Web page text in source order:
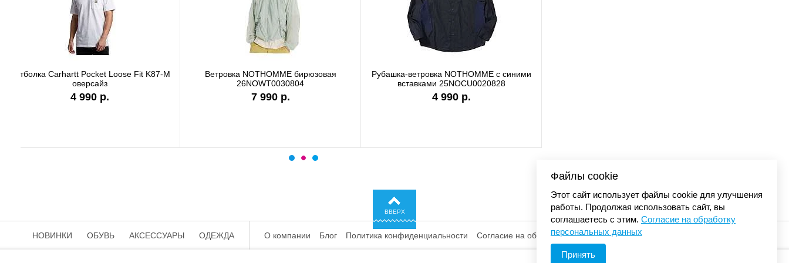
Футболка Carhartt WIP black authentic
Футболка Carhartt WIP white I036244
7 990 р.
Футболка Carhartt WIP garment dyed
I036185
ВВЕРХ
© «Элемент». 2013-2026 Все права защищены.
НОВИНКИ ОБУВЬ АКСЕССУАРЫ ОДЕЖДА О компании Блог Политика конфиденциальности Согласие на обработку
Файлы cookie
Этот сайт использует файлы cookie для улучшения
работы. Продолжая использовать сайт, вы
соглашаетесь с этим. Согласие на обработку
персональных данных
Принять